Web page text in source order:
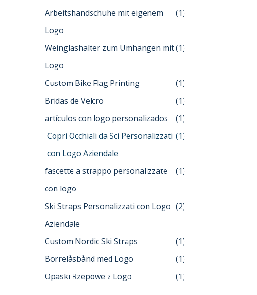
Arbeitshandschuhe mit eigenem
Logo
(1)
Weinglashalter zum Umhängen mit
Logo
(1)
Custom Bike Flag Printing
(1)
Bridas de Velcro
(1)
artículos con logo personalizados
(1)
Copri Occhiali da Sci Personalizzati
con Logo Aziendale
(1)
fascette a strappo personalizzate
con logo
(1)
Ski Straps Personalizzati con Logo
Aziendale
(2)
Custom Nordic Ski Straps
(1)
Borrelåsbånd med Logo
(1)
Opaski Rzepowe z Logo
(1)